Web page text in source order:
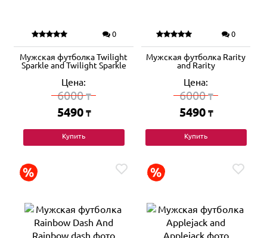
0
Мужская футболка Twilight
Sparkle and Twilight Sparkle
Цена:
6000₸
5490 ₸
Купить
0
Мужская футболка Rarity
and Rarity
Цена:
6000₸
5490 ₸
Купить